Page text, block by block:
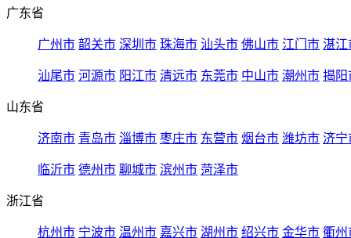
广东省
广州市 韶关市 深圳市 珠海市 汕头市 佛山市 江门市 湛江
汕尾市 河源市 阳江市 清远市 东莞市 中山市 潮州市 揭阳
山东省
济南市 青岛市 淄博市 枣庄市 东营市 烟台市 潍坊市 济宁
临沂市 德州市 聊城市 滨州市 菏泽市
浙江省
杭州市 宁波市 温州市 嘉兴市 湖州市 绍兴市 金华市 衢州